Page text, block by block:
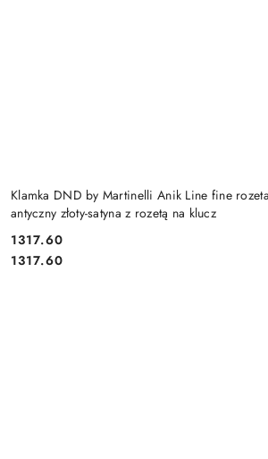
Klamka DND by Martinelli Anik Line fine
antyczny złoty-satyna z rozetą na klucz
Cena:
1317.60
Cena:
1317.60